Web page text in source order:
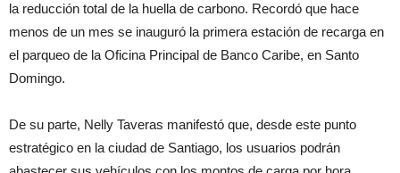
la reducción total de la huella de carbono. Recordó que hace
menos de un mes se inauguró la primera estación de recarga en
el parqueo de la Oficina Principal de Banco Caribe, en Santo
Domingo.
De su parte, Nelly Taveras manifestó que, desde este punto
estratégico en la ciudad de Santiago, los usuarios podrán